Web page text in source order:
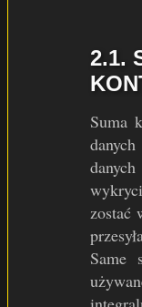
2.1.
Suma
zostać
Same